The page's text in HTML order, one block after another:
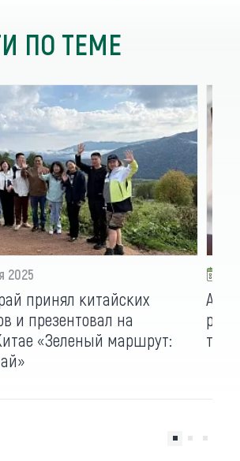
ПО ТЕМЕ
2025
принял китайских
и презентовал на
«Зеленый маршрут: